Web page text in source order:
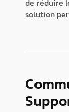
de réduire
solution